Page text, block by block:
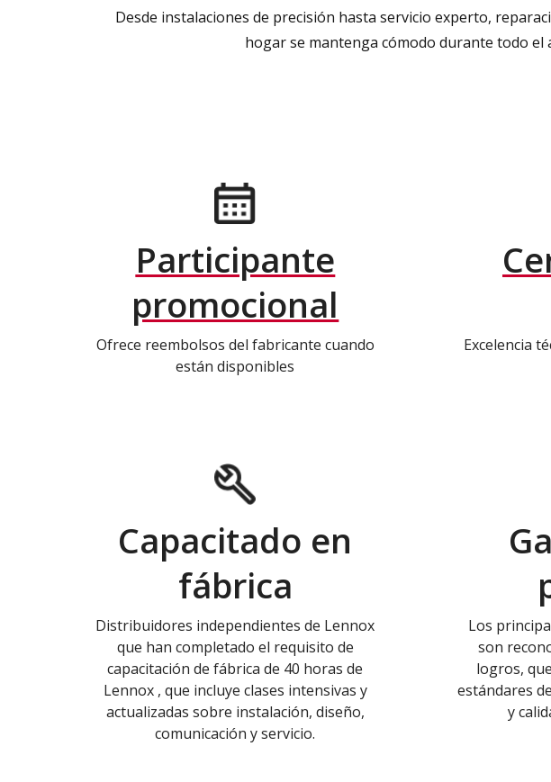
Desde instalaciones de precisión hasta servicio experto,
hogar se mantenga cómodo durante todo el
Participante
promocional
Ofrece reembolsos del fabricante cuando
están disponibles
Excelencia
Capacitado en
fábrica
Distribuidores independientes de Lennox
que han completado el requisito de
capacitación de fábrica de 40 horas de
Lennox , que incluye clases intensivas y
actualizadas sobre instalación, diseño,
comunicación y servicio.
Los
son
logros,
estándares
y